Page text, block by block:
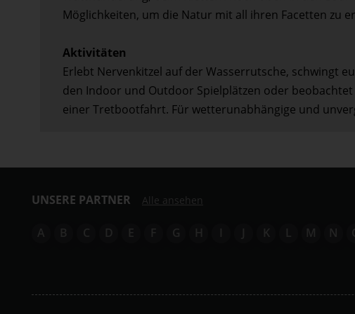
Möglichkeiten, um die Natur mit all ihren Facetten zu
Aktivitäten
Erlebt Nervenkitzel auf der Wasserrutsche, schwingt
den Indoor und Outdoor Spielplätzen oder
einer Tretbootfahrt. Für wetterunabhängige und
UNSERE PARTNER Alle ansehen
A B C D E F G H I J K L M N